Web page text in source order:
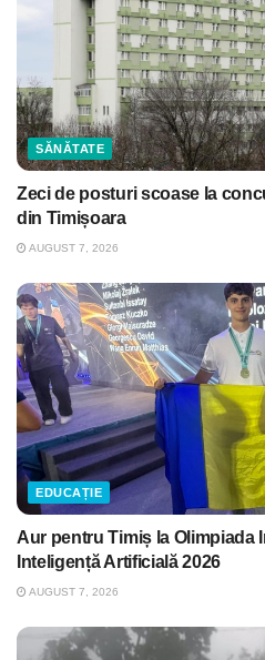
SĂNĂTATE
Zeci de posturi scoase la
din Timișoara
AUGUST 7, 2026
EDUCAȚIE
Aur pentru Timiș la Olimpiada
Inteligență Artificială 2026
AUGUST 7, 2026